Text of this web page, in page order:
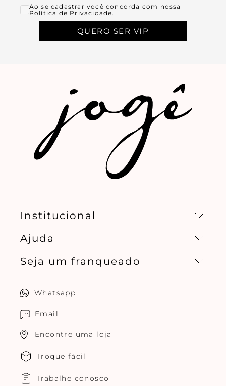
Ao se cadastrar você concorda com nossa
Política de Privacidade.
QUERO SER VIP
Institucional
Missão, visão e valores
Ajuda
Central de relacionamento
Seja um franqueado
Whatsapp
Email
Encontre uma loja
Troque fácil
Trabalhe conosco